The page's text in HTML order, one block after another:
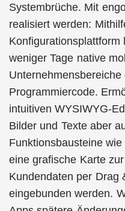
Systembrüche. Mit
realisiert werden:
weniger Tage native
Programmiercode.
intuitiven WYSIWYG-
Bilder und Texte aber
Funktionsbausteine
eine grafische Karte
Kundendaten per Drag
eingebunden werden.